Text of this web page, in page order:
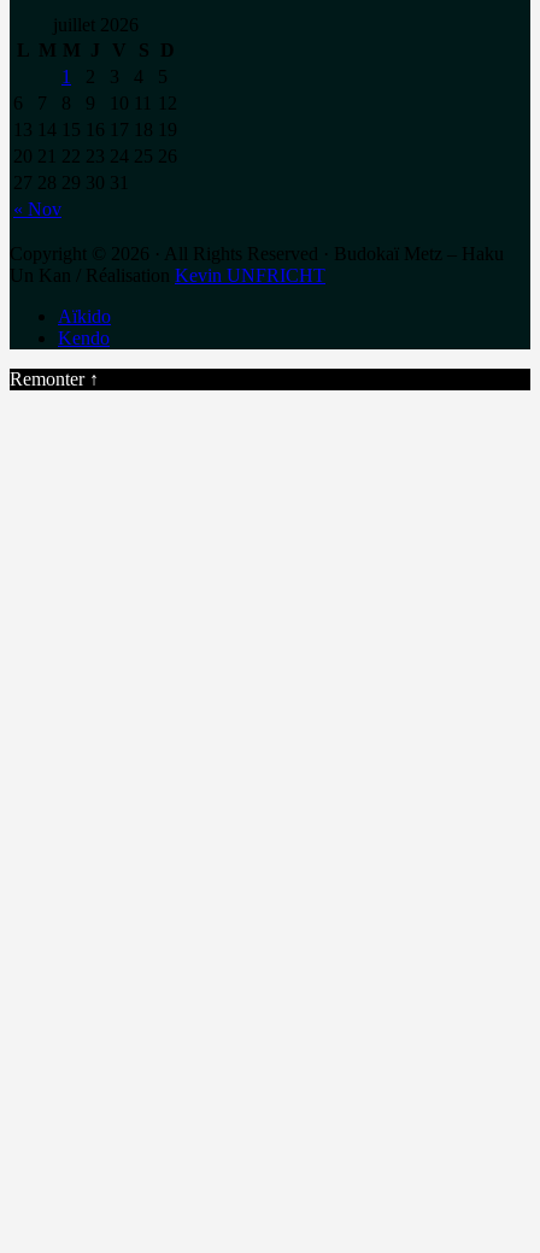
juillet 2026
L
M M J V S D
« Nov
1 2 3 4
5
6
7 8 9 10
12
13
14 15 16 17 18
19
20 21 22 23 24 25 26
27 28 29 30 31
Copyright © 2026 · All Rights Reserved · Budokaï Metz – Haku
Un Kan / Réalisation Kevin UNFRICHT
Aïkido
Kendo
Remonter ↑